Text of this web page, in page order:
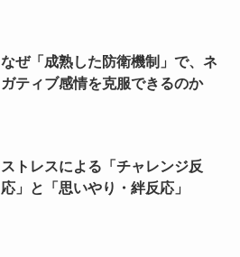
なぜ「成熟した防衛機制」で、ネ
ガティブ感情を克服できるのか
ストレスによる「チャレンジ反
応」と「思いやり・絆反応」